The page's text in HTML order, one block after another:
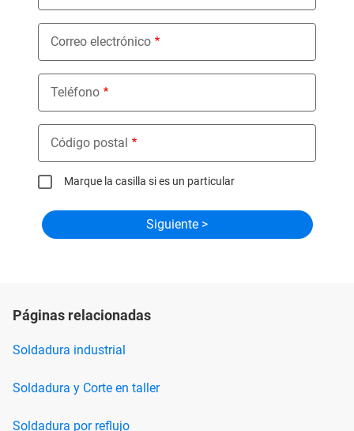
Correo electrónico
Teléfono
Código postal
Marque la casilla si es un particular
Páginas relacionadas
Soldadura industrial
Soldadura y Corte en taller
Soldadura por reflujo